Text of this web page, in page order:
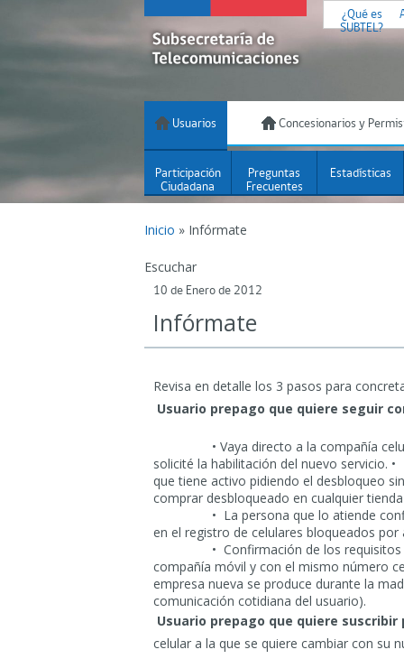
¿Qué es
SUBTEL?
Usuarios Concesionarios y
Participación
Ciudadana
Preguntas
Frecuentes
Estadísticas
Inicio » Infórmate
Escuchar
10 de Enero de 2012
Infórmate
Revisa en detalle los 3 pasos para
Usuario prepago que quiere seguir
• Vaya directo a la compañía
solicité la habilitación del nuevo servicio.
que tiene activo pidiendo el desbloqueo
comprar desbloqueado en cualquier
• La persona que lo atiende
en el registro de celulares bloqueados
• Confirmación de los
compañía móvil y con el mismo número
empresa nueva se produce durante la
comunicación cotidiana del usuario).
Usuario prepago que quiere
celular a la que se quiere cambiar con su